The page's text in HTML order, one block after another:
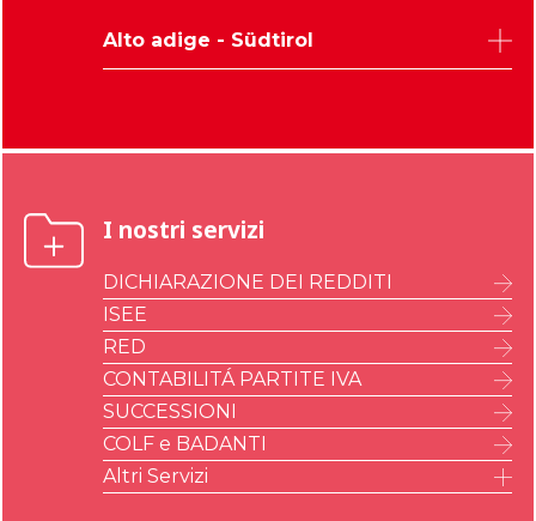
Verona
Vicenza
Gorizia
Trento
Alto adige - Südtirol
I nostri servizi
DICHIARAZIONE DEI REDDITI
ISEE
RED
CONTABILITÁ PARTITE IVA
SUCCESSIONI
COLF e BADANTI
Altri Servizi